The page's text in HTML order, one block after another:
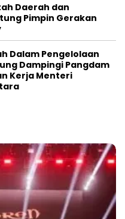
Daerah dan
Pimpin Gerakan
Dalam Pengelolaan
Dampingi Pangdam
Kerja Menteri